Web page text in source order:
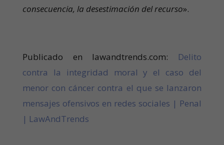
consecuencia, la desestimación del recurso».
Publicado en lawandtrends.com: Delito
contra la integridad moral y el caso del
menor con cáncer contra el que se lanzaron
mensajes ofensivos en redes sociales | Penal
| LawAndTrends